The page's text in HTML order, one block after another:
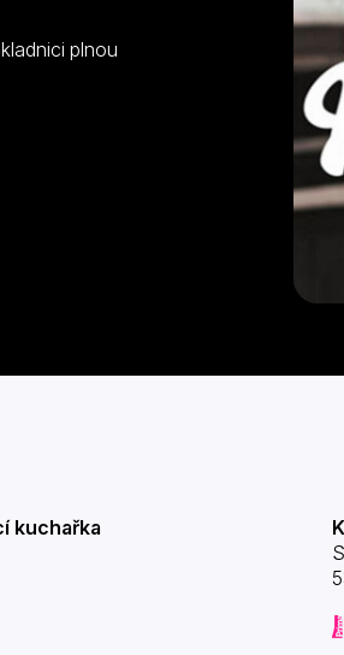
plnou
kuchařka